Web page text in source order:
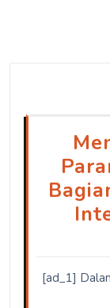
[ad_1]